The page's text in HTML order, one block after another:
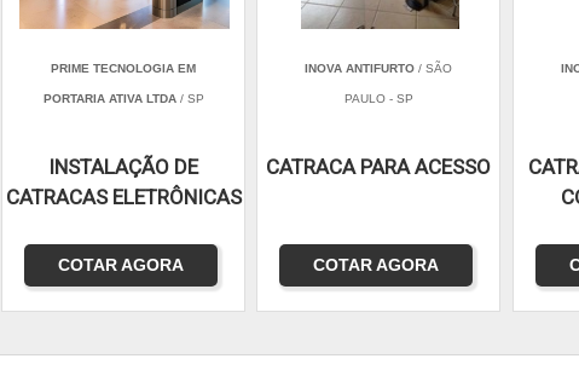
PRIME TECNOLOGIA EM
PORTARIA ATIVA LTDA/ SP
INSTALAÇÃO DE
CATRACAS ELETRÔNICAS
COTAR AGORA
INOVA ANTIFURTO / SÃO
PAULO - SP
CATRACA PARA ACESSO
COTAR AGORA